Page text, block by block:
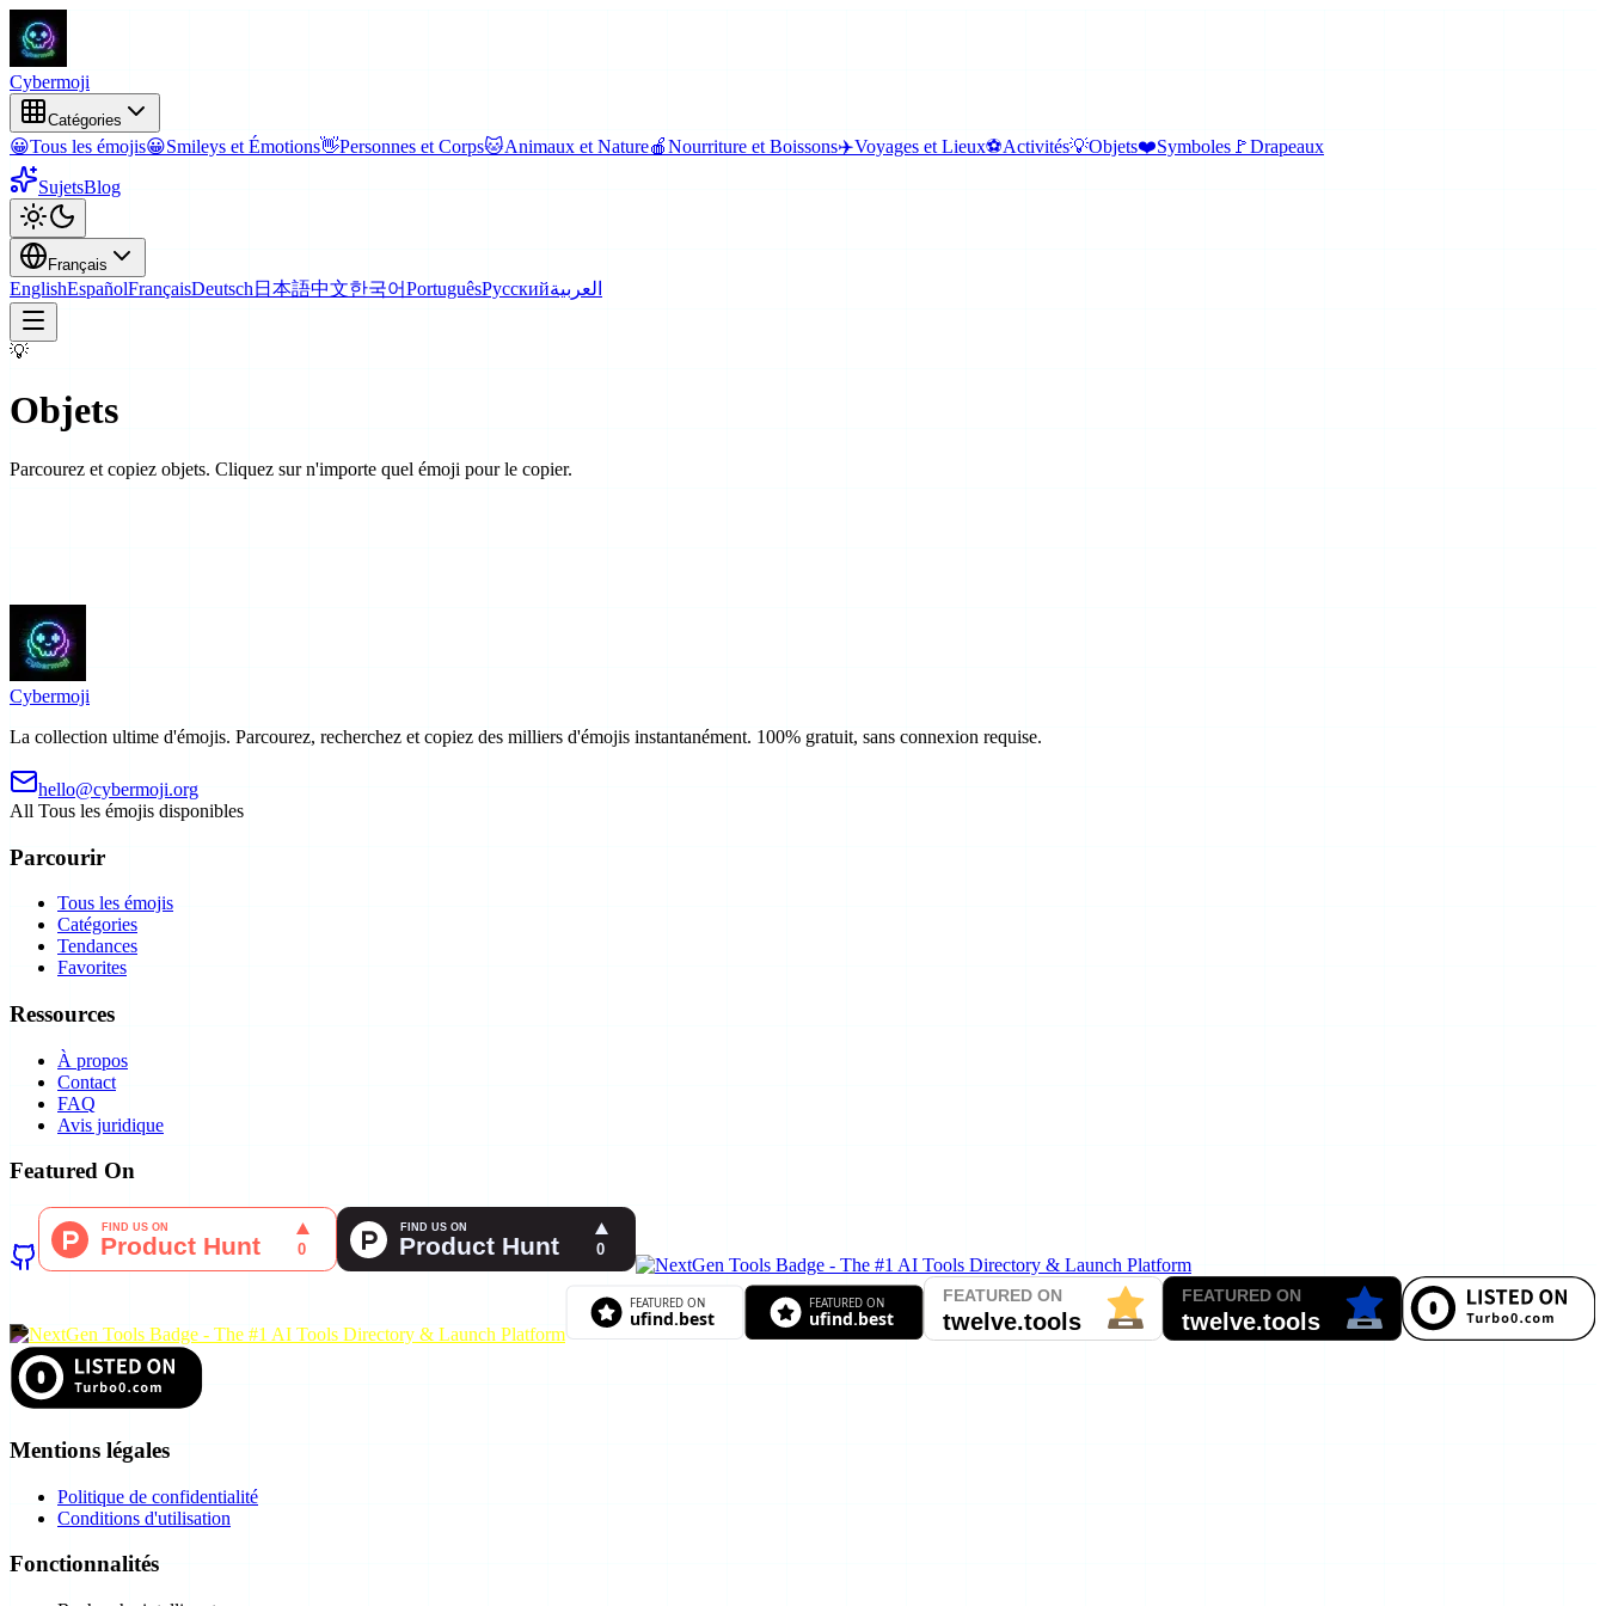
Cybermoji
Catégories
😀Tous les émojis😀Smileys et Émotions👋Personnes et Corps🐱Animaux et Nature🍎Nourriture et Boissons✈️Voyages et Lieux⚽Activités💡Objets❤️Symboles 🚩Drapeaux
SujetsBlog
Français
EnglishEspañolFrançaisDeutsch 日本語中文한국어PortuguêsРусскийالعربية
💡
Objets
Parcourez et copiez objets. Cliquez sur n'importe quel émoji pour le copier.
Cybermoji
La collection ultime d'émojis. Parcourez, recherchez et copiez des milliers d'émojis instantanément. 100% gratuit, sans connexion requise.
hello@cybermoji.org
All Tous les émojis disponibles
Parcourir
Tous les émojis
Catégories
Tendances
Favorites
Ressources
À propos
Contact
FAQ
Avis juridique
Featured On
Mentions légales
Politique de confidentialité
Conditions d'utilisation
Fonctionnalités